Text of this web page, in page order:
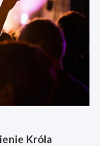
Króla